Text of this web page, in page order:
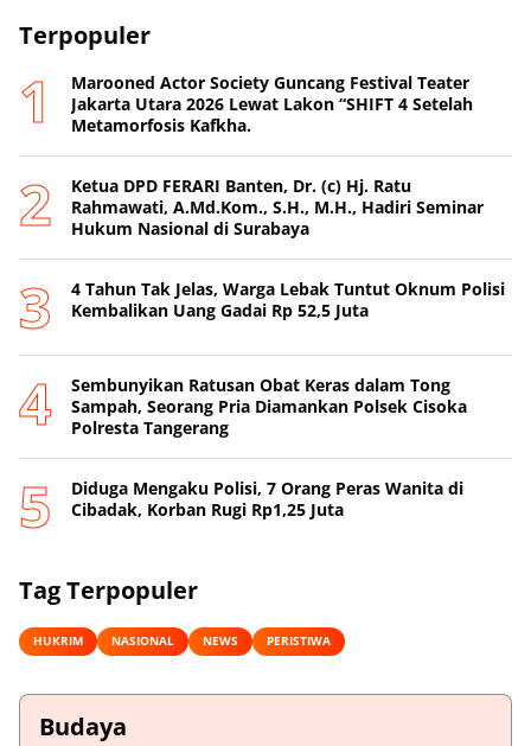
Terpopuler
Marooned Actor Society Guncang Festival Teater
Jakarta Utara 2026 Lewat Lakon “SHIFT 4 Setelah
Metamorfosis Kafkha.
Ketua DPD FERARI Banten, Dr. (c) Hj. Ratu
Rahmawati, A.Md.Kom., S.H., M.H., Hadiri Seminar
Hukum Nasional di Surabaya
4 Tahun Tak Jelas, Warga Lebak Tuntut Oknum Polisi
Kembalikan Uang Gadai Rp 52,5 Juta
Sembunyikan Ratusan Obat Keras dalam Tong
Sampah, Seorang Pria Diamankan Polsek Cisoka
Polresta Tangerang
Diduga Mengaku Polisi, 7 Orang Peras Wanita di
Cibadak, Korban Rugi Rp1,25 Juta
Tag Terpopuler
HUKRIM NASIONAL NEWS PERISTIWA
Budaya